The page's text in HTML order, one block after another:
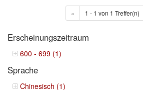
« 1 - 1 von 1 Treffer(n)
Erscheinungszeitraum
600 - 699 (1)
Sprache
Chinesisch (1)